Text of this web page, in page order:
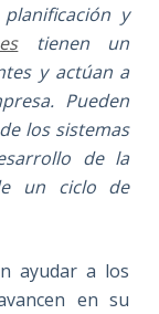
y
tienen un
y actúan a
Pueden
los sistemas
de la
un ciclo de
ayudar a los
en su